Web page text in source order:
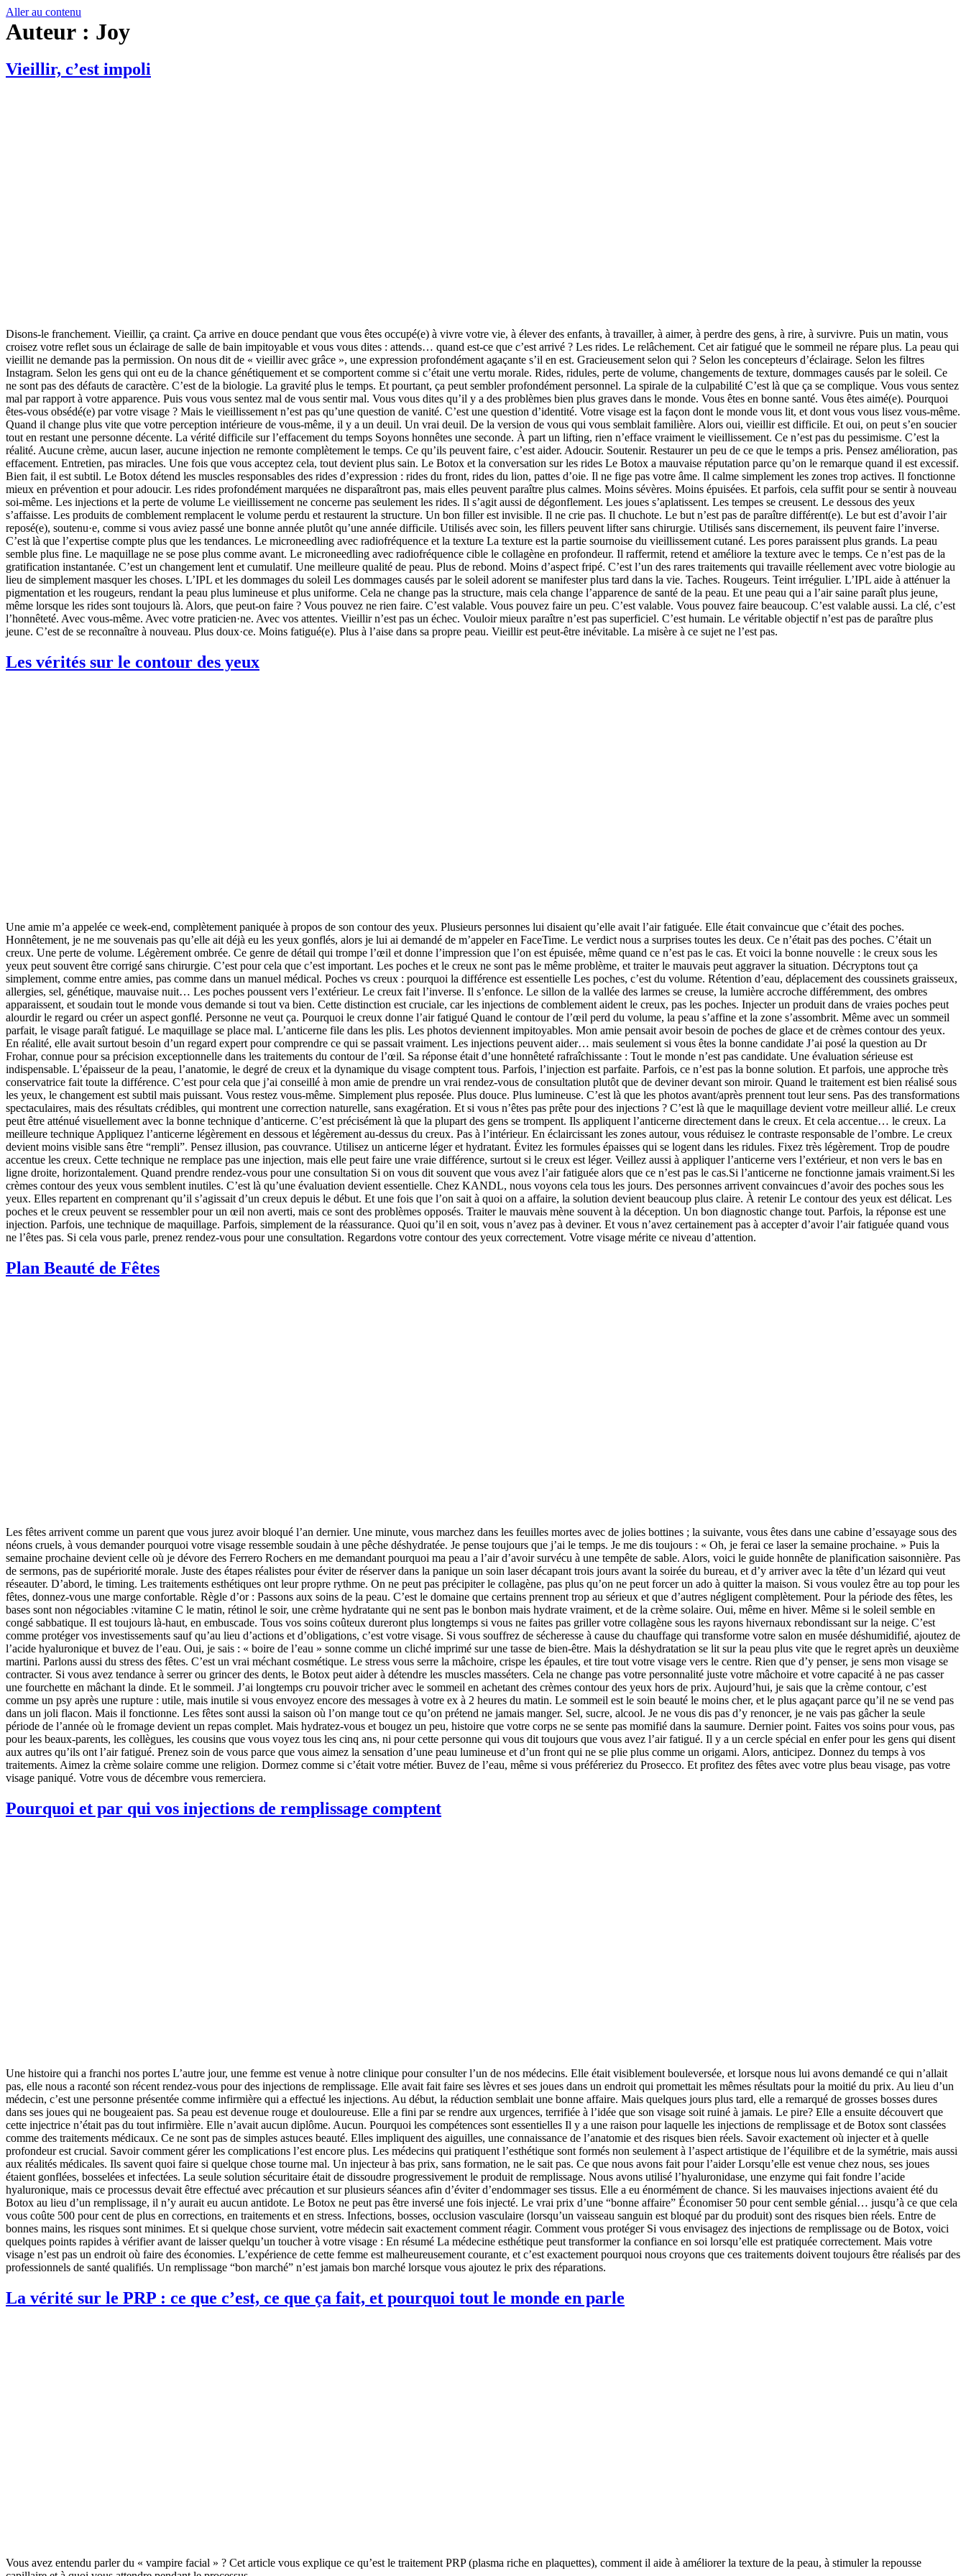
Aller au contenu
Auteur : Joy
Vieillir, c’est impoli
Disons-le franchement. Vieillir, ça craint. Ça arrive en douce pendant que vous êtes occupé(e) à vivre votre vie, à élever des enfants, à travailler, à aimer, à perdre des gens, à rire, à survivre. Puis un matin, vous
croisez votre reflet sous un éclairage de salle de bain impitoyable et vous vous dites : attends… quand est-ce que c’est arrivé ? Les rides. Le relâchement. Cet air fatigué que le sommeil ne répare plus. La peau qui
vieillit ne demande pas la permission. On nous dit de « vieillir avec grâce », une expression profondément agaçante s’il en est. Gracieusement selon qui ? Selon les concepteurs d’éclairage. Selon les filtres
Instagram. Selon les gens qui ont eu de la chance génétiquement et se comportent comme si c’était une vertu morale. Rides, ridules, perte de volume, changements de texture, dommages causés par le soleil. Ce
ne sont pas des défauts de caractère. C’est de la biologie. La gravité plus le temps. Et pourtant, ça peut sembler profondément personnel. La spirale de la culpabilité C’est là que ça se complique. Vous vous sentez
mal par rapport à votre apparence. Puis vous vous sentez mal de vous sentir mal. Vous vous dites qu’il y a des problèmes bien plus graves dans le monde. Vous êtes en bonne santé. Vous êtes aimé(e). Pourquoi
êtes-vous obsédé(e) par votre visage ? Mais le vieillissement n’est pas qu’une question de vanité. C’est une question d’identité. Votre visage est la façon dont le monde vous lit, et dont vous vous lisez vous-même.
Quand il change plus vite que votre perception intérieure de vous-même, il y a un deuil. Un vrai deuil. De la version de vous qui vous semblait familière. Alors oui, vieillir est difficile. Et oui, on peut s’en soucier
tout en restant une personne décente. La vérité difficile sur l’effacement du temps Soyons honnêtes une seconde. À part un lifting, rien n’efface vraiment le vieillissement. Ce n’est pas du pessimisme. C’est la
réalité. Aucune crème, aucun laser, aucune injection ne remonte complètement le temps. Ce qu’ils peuvent faire, c’est aider. Adoucir. Soutenir. Restaurer un peu de ce que le temps a pris. Pensez amélioration, pas
effacement. Entretien, pas miracles. Une fois que vous acceptez cela, tout devient plus sain. Le Botox et la conversation sur les rides Le Botox a mauvaise réputation parce qu’on le remarque quand il est excessif.
Bien fait, il est subtil. Le Botox détend les muscles responsables des rides d’expression : rides du front, rides du lion, pattes d’oie. Il ne fige pas votre âme. Il calme simplement les zones trop actives. Il fonctionne
mieux en prévention et pour adoucir. Les rides profondément marquées ne disparaîtront pas, mais elles peuvent paraître plus calmes. Moins sévères. Moins épuisées. Et parfois, cela suffit pour se sentir à nouveau
soi-même. Les injections et la perte de volume Le vieillissement ne concerne pas seulement les rides. Il s’agit aussi de dégonflement. Les joues s’aplatissent. Les tempes se creusent. Le dessous des yeux
s’affaisse. Les produits de comblement remplacent le volume perdu et restaurent la structure. Un bon filler est invisible. Il ne crie pas. Il chuchote. Le but n’est pas de paraître différent(e). Le but est d’avoir l’air
reposé(e), soutenu·e, comme si vous aviez passé une bonne année plutôt qu’une année difficile. Utilisés avec soin, les fillers peuvent lifter sans chirurgie. Utilisés sans discernement, ils peuvent faire l’inverse.
C’est là que l’expertise compte plus que les tendances. Le microneedling avec radiofréquence et la texture La texture est la partie sournoise du vieillissement cutané. Les pores paraissent plus grands. La peau
semble plus fine. Le maquillage ne se pose plus comme avant. Le microneedling avec radiofréquence cible le collagène en profondeur. Il raffermit, retend et améliore la texture avec le temps. Ce n’est pas de la
gratification instantanée. C’est un changement lent et cumulatif. Une meilleure qualité de peau. Plus de rebond. Moins d’aspect fripé. C’est l’un des rares traitements qui travaille réellement avec votre biologie au
lieu de simplement masquer les choses. L’IPL et les dommages du soleil Les dommages causés par le soleil adorent se manifester plus tard dans la vie. Taches. Rougeurs. Teint irrégulier. L’IPL aide à atténuer la
pigmentation et les rougeurs, rendant la peau plus lumineuse et plus uniforme. Cela ne change pas la structure, mais cela change l’apparence de santé de la peau. Et une peau qui a l’air saine paraît plus jeune,
même lorsque les rides sont toujours là. Alors, que peut-on faire ? Vous pouvez ne rien faire. C’est valable. Vous pouvez faire un peu. C’est valable. Vous pouvez faire beaucoup. C’est valable aussi. La clé, c’est
l’honnêteté. Avec vous-même. Avec votre praticien·ne. Avec vos attentes. Vieillir n’est pas un échec. Vouloir mieux paraître n’est pas superficiel. C’est humain. Le véritable objectif n’est pas de paraître plus
jeune. C’est de se reconnaître à nouveau. Plus doux·ce. Moins fatigué(e). Plus à l’aise dans sa propre peau. Vieillir est peut-être inévitable. La misère à ce sujet ne l’est pas.
Les vérités sur le contour des yeux
Une amie m’a appelée ce week-end, complètement paniquée à propos de son contour des yeux. Plusieurs personnes lui disaient qu’elle avait l’air fatiguée. Elle était convaincue que c’était des poches.
Honnêtement, je ne me souvenais pas qu’elle ait déjà eu les yeux gonflés, alors je lui ai demandé de m’appeler en FaceTime. Le verdict nous a surprises toutes les deux. Ce n’était pas des poches. C’était un
creux. Une perte de volume. Légèrement ombrée. Ce genre de détail qui trompe l’œil et donne l’impression que l’on est épuisée, même quand ce n’est pas le cas. Et voici la bonne nouvelle : le creux sous les
yeux peut souvent être corrigé sans chirurgie. C’est pour cela que c’est important. Les poches et le creux ne sont pas le même problème, et traiter le mauvais peut aggraver la situation. Décryptons tout ça
simplement, comme entre amies, pas comme dans un manuel médical. Poches vs creux : pourquoi la différence est essentielle Les poches, c’est du volume. Rétention d’eau, déplacement des coussinets graisseux,
allergies, sel, génétique, mauvaise nuit… Les poches poussent vers l’extérieur. Le creux fait l’inverse. Il s’enfonce. Le sillon de la vallée des larmes se creuse, la lumière accroche différemment, des ombres
apparaissent, et soudain tout le monde vous demande si tout va bien. Cette distinction est cruciale, car les injections de comblement aident le creux, pas les poches. Injecter un produit dans de vraies poches peut
alourdir le regard ou créer un aspect gonflé. Personne ne veut ça. Pourquoi le creux donne l’air fatigué Quand le contour de l’œil perd du volume, la peau s’affine et la zone s’assombrit. Même avec un sommeil
parfait, le visage paraît fatigué. Le maquillage se place mal. L’anticerne file dans les plis. Les photos deviennent impitoyables. Mon amie pensait avoir besoin de poches de glace et de crèmes contour des yeux.
En réalité, elle avait surtout besoin d’un regard expert pour comprendre ce qui se passait vraiment. Les injections peuvent aider… mais seulement si vous êtes la bonne candidate J’ai posé la question au Dr
Frohar, connue pour sa précision exceptionnelle dans les traitements du contour de l’œil. Sa réponse était d’une honnêteté rafraîchissante : Tout le monde n’est pas candidate. Une évaluation sérieuse est
indispensable. L’épaisseur de la peau, l’anatomie, le degré de creux et la dynamique du visage comptent tous. Parfois, l’injection est parfaite. Parfois, ce n’est pas la bonne solution. Et parfois, une approche très
conservatrice fait toute la différence. C’est pour cela que j’ai conseillé à mon amie de prendre un vrai rendez-vous de consultation plutôt que de deviner devant son miroir. Quand le traitement est bien réalisé sous
les yeux, le changement est subtil mais puissant. Vous restez vous-même. Simplement plus reposée. Plus douce. Plus lumineuse. C’est là que les photos avant/après prennent tout leur sens. Pas des transformations
spectaculaires, mais des résultats crédibles, qui montrent une correction naturelle, sans exagération. Et si vous n’êtes pas prête pour des injections ? C’est là que le maquillage devient votre meilleur allié. Le creux
peut être atténué visuellement avec la bonne technique d’anticerne. C’est précisément là que la plupart des gens se trompent. Ils appliquent l’anticerne directement dans le creux. Et cela accentue… le creux. La
meilleure technique Appliquez l’anticerne légèrement en dessous et légèrement au-dessus du creux. Pas à l’intérieur. En éclaircissant les zones autour, vous réduisez le contraste responsable de l’ombre. Le creux
devient moins visible sans être “rempli”. Pensez illusion, pas couvrance. Utilisez un anticerne léger et hydratant. Évitez les formules épaisses qui se logent dans les ridules. Fixez très légèrement. Trop de poudre
accentue les creux. Cette technique ne remplace pas une injection, mais elle peut faire une vraie différence, surtout si le creux est léger. Veillez aussi à appliquer l’anticerne vers l’extérieur, et non vers le bas en
ligne droite, horizontalement. Quand prendre rendez-vous pour une consultation Si on vous dit souvent que vous avez l’air fatiguée alors que ce n’est pas le cas.Si l’anticerne ne fonctionne jamais vraiment.Si les
crèmes contour des yeux vous semblent inutiles. C’est là qu’une évaluation devient essentielle. Chez KANDL, nous voyons cela tous les jours. Des personnes arrivent convaincues d’avoir des poches sous les
yeux. Elles repartent en comprenant qu’il s’agissait d’un creux depuis le début. Et une fois que l’on sait à quoi on a affaire, la solution devient beaucoup plus claire. À retenir Le contour des yeux est délicat. Les
poches et le creux peuvent se ressembler pour un œil non averti, mais ce sont des problèmes opposés. Traiter le mauvais mène souvent à la déception. Un bon diagnostic change tout. Parfois, la réponse est une
injection. Parfois, une technique de maquillage. Parfois, simplement de la réassurance. Quoi qu’il en soit, vous n’avez pas à deviner. Et vous n’avez certainement pas à accepter d’avoir l’air fatiguée quand vous
ne l’êtes pas. Si cela vous parle, prenez rendez-vous pour une consultation. Regardons votre contour des yeux correctement. Votre visage mérite ce niveau d’attention.
Plan Beauté de Fêtes
Les fêtes arrivent comme un parent que vous jurez avoir bloqué l’an dernier. Une minute, vous marchez dans les feuilles mortes avec de jolies bottines ; la suivante, vous êtes dans une cabine d’essayage sous des
néons cruels, à vous demander pourquoi votre visage ressemble soudain à une pêche déshydratée. Je pense toujours que j’ai le temps. Je me dis toujours : « Oh, je ferai ce laser la semaine prochaine. » Puis la
semaine prochaine devient celle où je dévore des Ferrero Rochers en me demandant pourquoi ma peau a l’air d’avoir survécu à une tempête de sable. Alors, voici le guide honnête de planification saisonnière. Pas
de sermons, pas de supériorité morale. Juste des étapes réalistes pour éviter de réserver dans la panique un soin laser décapant trois jours avant la soirée du bureau, et d’y arriver avec la tête d’un lézard qui veut
réseauter. D’abord, le timing. Les traitements esthétiques ont leur propre rythme. On ne peut pas précipiter le collagène, pas plus qu’on ne peut forcer un ado à quitter la maison. Si vous voulez être au top pour les
fêtes, donnez-vous une marge confortable. Règle d’or : Passons aux soins de la peau. C’est le domaine que certains prennent trop au sérieux et que d’autres négligent complètement. Pour la période des fêtes, les
bases sont non négociables :vitamine C le matin, rétinol le soir, une crème hydratante qui ne sent pas le bonbon mais hydrate vraiment, et de la crème solaire. Oui, même en hiver. Même si le soleil semble en
congé sabbatique. Il est toujours là-haut, en embuscade. Tous vos soins coûteux dureront plus longtemps si vous ne faites pas griller votre collagène sous les rayons hivernaux rebondissant sur la neige. C’est
comme protéger vos investissements sauf qu’au lieu d’actions et d’obligations, c’est votre visage. Si vous souffrez de sécheresse à cause du chauffage qui transforme votre salon en musée déshumidifié, ajoutez de
l’acide hyaluronique et buvez de l’eau. Oui, je sais : « boire de l’eau » sonne comme un cliché imprimé sur une tasse de bien-être. Mais la déshydratation se lit sur la peau plus vite que le regret après un deuxième
martini. Parlons aussi du stress des fêtes. C’est un vrai méchant cosmétique. Le stress vous serre la mâchoire, crispe les épaules, et tire tout votre visage vers le centre. Rien que d’y penser, je sens mon visage se
contracter. Si vous avez tendance à serrer ou grincer des dents, le Botox peut aider à détendre les muscles masséters. Cela ne change pas votre personnalité juste votre mâchoire et votre capacité à ne pas casser
une fourchette en mâchant la dinde. Et le sommeil. J’ai longtemps cru pouvoir tricher avec le sommeil en achetant des crèmes contour des yeux hors de prix. Aujourd’hui, je sais que la crème contour, c’est
comme un psy après une rupture : utile, mais inutile si vous envoyez encore des messages à votre ex à 2 heures du matin. Le sommeil est le soin beauté le moins cher, et le plus agaçant parce qu’il ne se vend pas
dans un joli flacon. Mais il fonctionne. Les fêtes sont aussi la saison où l’on mange tout ce qu’on prétend ne jamais manger. Sel, sucre, alcool. Je ne vous dis pas d’y renoncer, je ne vais pas gâcher la seule
période de l’année où le fromage devient un repas complet. Mais hydratez-vous et bougez un peu, histoire que votre corps ne se sente pas momifié dans la saumure. Dernier point. Faites vos soins pour vous, pas
pour les beaux-parents, les collègues, les cousins que vous voyez tous les cinq ans, ni pour cette personne qui vous dit toujours que vous avez l’air fatigué. Il y a un cercle spécial en enfer pour les gens qui disent
aux autres qu’ils ont l’air fatigué. Prenez soin de vous parce que vous aimez la sensation d’une peau lumineuse et d’un front qui ne se plie plus comme un origami. Alors, anticipez. Donnez du temps à vos
traitements. Aimez la crème solaire comme une religion. Dormez comme si c’était votre métier. Buvez de l’eau, même si vous préféreriez du Prosecco. Et profitez des fêtes avec votre plus beau visage, pas votre
visage paniqué. Votre vous de décembre vous remerciera.
Pourquoi et par qui vos injections de remplissage comptent
Une histoire qui a franchi nos portes L’autre jour, une femme est venue à notre clinique pour consulter l’un de nos médecins. Elle était visiblement bouleversée, et lorsque nous lui avons demandé ce qui n’allait
pas, elle nous a raconté son récent rendez-vous pour des injections de remplissage. Elle avait fait faire ses lèvres et ses joues dans un endroit qui promettait les mêmes résultats pour la moitié du prix. Au lieu d’un
médecin, c’est une personne présentée comme infirmière qui a effectué les injections. Au début, la réduction semblait une bonne affaire. Mais quelques jours plus tard, elle a remarqué de grosses bosses dures
dans ses joues qui ne bougeaient pas. Sa peau est devenue rouge et douloureuse. Elle a fini par se rendre aux urgences, terrifiée à l’idée que son visage soit ruiné à jamais. Le pire? Elle a ensuite découvert que
cette injectrice n’était pas du tout infirmière. Elle n’avait aucun diplôme. Aucun. Pourquoi les compétences sont essentielles Il y a une raison pour laquelle les injections de remplissage et de Botox sont classées
comme des traitements médicaux. Ce ne sont pas de simples astuces beauté. Elles impliquent des aiguilles, une connaissance de l’anatomie et des risques bien réels. Savoir exactement où injecter et à quelle
profondeur est crucial. Savoir comment gérer les complications l’est encore plus. Les médecins qui pratiquent l’esthétique sont formés non seulement à l’aspect artistique de l’équilibre et de la symétrie, mais aussi
aux réalités médicales. Ils savent quoi faire si quelque chose tourne mal. Un injecteur à bas prix, sans formation, ne le sait pas. Ce que nous avons fait pour l’aider Lorsqu’elle est venue chez nous, ses joues
étaient gonflées, bosselées et infectées. La seule solution sécuritaire était de dissoudre progressivement le produit de remplissage. Nous avons utilisé l’hyaluronidase, une enzyme qui fait fondre l’acide
hyaluronique, mais ce processus devait être effectué avec précaution et sur plusieurs séances afin d’éviter d’endommager ses tissus. Elle a eu énormément de chance. Si les mauvaises injections avaient été du
Botox au lieu d’un remplissage, il n’y aurait eu aucun antidote. Le Botox ne peut pas être inversé une fois injecté. Le vrai prix d’une “bonne affaire” Économiser 50 pour cent semble génial… jusqu’à ce que cela
vous coûte 500 pour cent de plus en corrections, en traitements et en stress. Infections, bosses, occlusion vasculaire (lorsqu’un vaisseau sanguin est bloqué par du produit) sont des risques bien réels. Entre de
bonnes mains, les risques sont minimes. Et si quelque chose survient, votre médecin sait exactement comment réagir. Comment vous protéger Si vous envisagez des injections de remplissage ou de Botox, voici
quelques points rapides à vérifier avant de laisser quelqu’un toucher à votre visage : En résumé La médecine esthétique peut transformer la confiance en soi lorsqu’elle est pratiquée correctement. Mais votre
visage n’est pas un endroit où faire des économies. L’expérience de cette femme est malheureusement courante, et c’est exactement pourquoi nous croyons que ces traitements doivent toujours être réalisés par des
professionnels de santé qualifiés. Un remplissage “bon marché” n’est jamais bon marché lorsque vous ajoutez le prix des réparations.
La vérité sur le PRP : ce que c’est, ce que ça fait, et pourquoi tout le monde en parle
Vous avez entendu parler du « vampire facial » ? Cet article vous explique ce qu’est le traitement PRP (plasma riche en plaquettes), comment il aide à améliorer la texture de la peau, à stimuler la repousse